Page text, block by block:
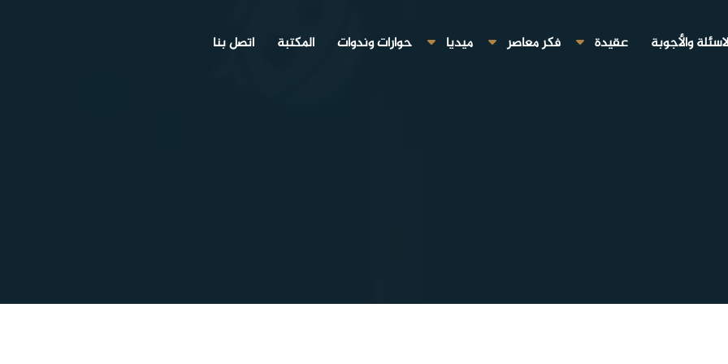
والأجوبة عقيدة فكر معاصر ميديا حوارات وندوات المكتبة اتصل بنا